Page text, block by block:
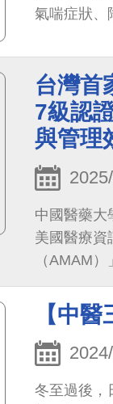
氣喘症狀、
醫師、蔡妙
合診療，此
章」認證肯
台灣首
7級認
與管理
中國醫藥大
美國醫療資
（AMAM
【中
冬至過後，